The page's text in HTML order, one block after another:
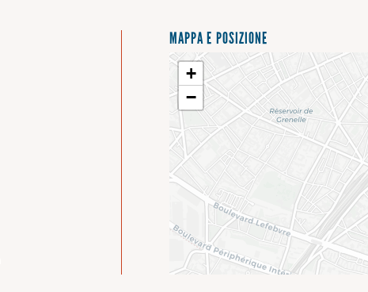
MAPPA E POSIZIONE
+
−